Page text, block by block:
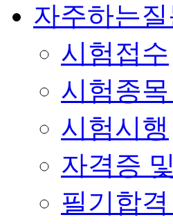
자주하는질
시험접수
시험종
시험시행
자격증
필기합